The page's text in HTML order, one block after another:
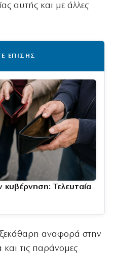
αυτής και με άλλες
ΕΠΙΣΗΣ
Τελευταία
αναφορά στην
και τις παράνομες